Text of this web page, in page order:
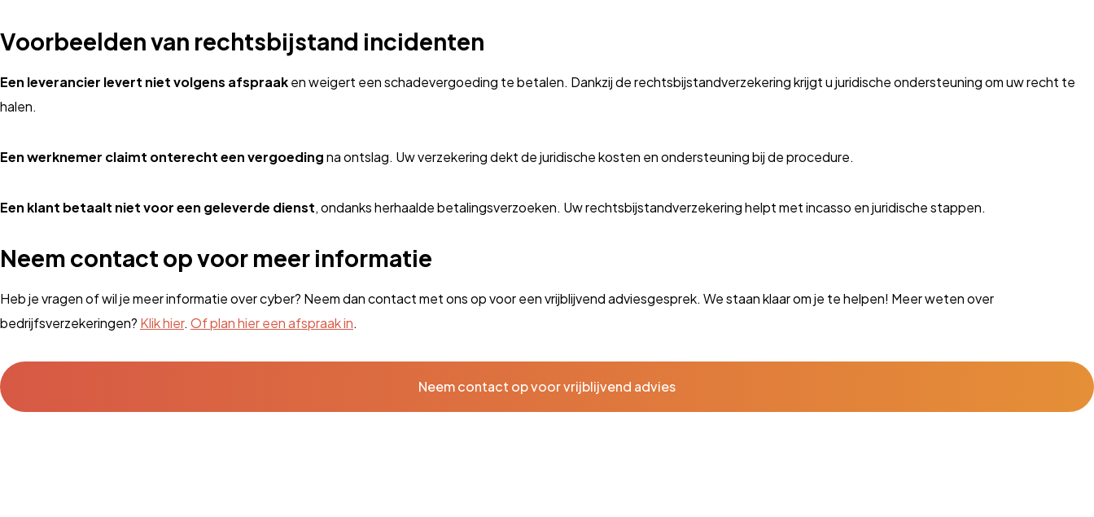
Voorbeelden van rechtsbijstand incidenten
Een leverancier levert niet volgens afspraaken weigert een schadevergoeding te betalen. Dankzij de rechtsbijstandverzekering krijgt u juridische ondersteuning om uw recht te
halen.
Een werknemer claimt onterecht een vergoedingna ontslag. Uw verzekering dekt de juridische kosten en ondersteuning bij de procedure.
Een klant betaalt niet voor een geleverde dienst, ondanks herhaalde betalingsverzoeken. Uw rechtsbijstandverzekering helpt met incasso en juridische stappen.
Neem contact op voor meer informatie
Heb je vragen of wil je meer informatie over cyber? Neem dan contact met ons op voor een vrijblijvend adviesgesprek. We staan klaar om je te helpen! Meer weten over
bedrijfsverzekeringen? Klik hier. Of plan hier een afspraak in.
Neem contact op voor vrijblijvend advies